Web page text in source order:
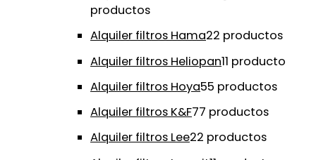
productos
Alquiler filtros Hama22 productos
Alquiler filtros Heliopan11 producto
Alquiler filtros Hoya55 productos
Alquiler filtros K&F77 productos
Alquiler filtros Lee22 productos